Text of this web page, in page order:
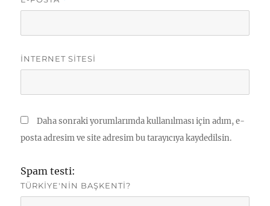
İNTERNET SITESI
Daha sonraki yorumlarımda kullanılması için adım, e-
posta adresim ve site adresim bu tarayıcıya kaydedilsin.
Spam testi:
TÜRKIYE'NIN BAŞKENTI?